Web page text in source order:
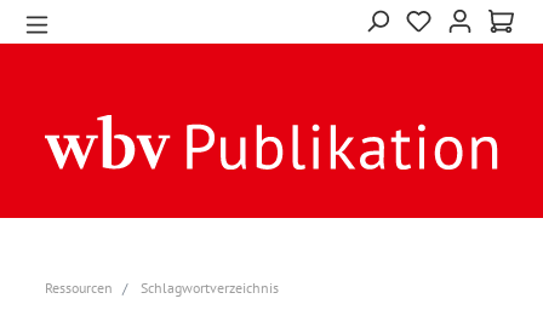
Ressourcen Schlagwortverzeichnis